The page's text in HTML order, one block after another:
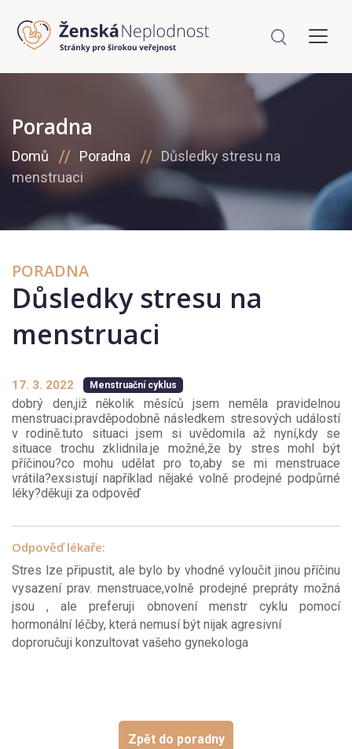
Poradna
Domů Poradna
Důsledky stresu na
menstruaci
PORADNA
Důsledky stresu na
menstruaci
17. 3. 2022 Menstruační cyklus
dobrý den,již několik měsíců jsem neměla pravidelnou
menstruaci.pravděpodobně následkem stresových událostí
v rodině.tuto situaci jsem si uvědomila až nyní,kdy se
situace trochu zklidnila.je možné,že by stres mohl být
příčinou?co mohu udělat pro to,aby se mi menstruace
vrátila?exsistují například nějaké volně prodejné podpůrné
léky?děkuji za odpověď
Odpověď lékaře:
Stres lze připustit, ale bylo by vhodné vyloučit jinou příčinu
vysazení prav. menstruace,volně prodejné prepráty možná
jsou , ale preferuji obnovení menstr cyklu pomocí
hormonální léčby, která nemusí být nijak agresivní
doproručuji konzultovat vašeho gynekologa
Zpět do poradny